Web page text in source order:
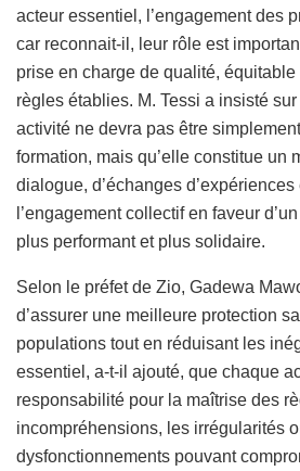
acteur essentiel, l’engagement des
car reconnait-il, leur rôle est
prise en charge de qualité,
règles établies. M. Tessi a insisté
activité ne devra pas être
formation, mais qu’elle constitue un
dialogue, d’échanges
l’engagement collectif en faveur
plus performant et plus solidaire.
Selon le préfet de Zio, Gadewa
d’assurer une meilleure protection
populations tout en réduisant les
essentiel, a-t-il ajouté, que chaque
responsabilité pour la maîtrise des
incompréhensions, les irrégularités
dysfonctionnements pouvant